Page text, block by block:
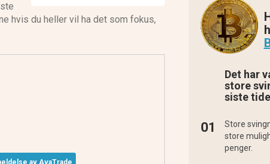
hvis du heller vil ha det som fokus,
av AvaTrade
Det har
store
siste
Store
store
penger.